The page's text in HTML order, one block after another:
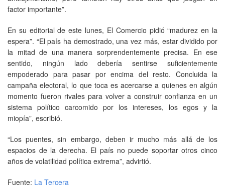
factor importante”.
En su editorial de este lunes, El Comercio pidió “madurez en la
espera”. “El país ha demostrado, una vez más, estar dividido por
la mitad de una manera sorprendentemente precisa. En ese
sentido, ningún lado debería sentirse suficientemente
empoderado para pasar por encima del resto. Concluida la
campaña electoral, lo que toca es acercarse a quienes en algún
momento fueron rivales para volver a construir confianza en un
sistema político carcomido por los intereses, los egos y la
miopía”, escribió.
“Los puentes, sin embargo, deben ir mucho más allá de los
espacios de la derecha. El país no puede soportar otros cinco
años de volatilidad política extrema”, advirtió.
Fuente: La Tercera